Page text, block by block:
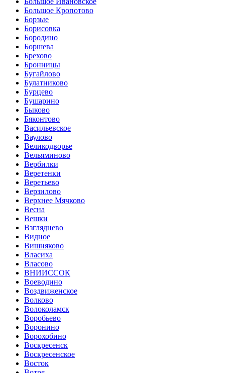
Большое Кропотово
Борзые
Борисовка
Бородино
Боршева
Брехово
Бронницы
Бугайлово
Булатниково
Бурцево
Бушарино
Быково
Бяконтово
Васильевское
Ваулово
Великодворье
Вельяминово
Вербилки
Веретенки
Веретьево
Верзилово
Верхнее Мячково
Весна
Вешки
Взгляднево
Видное
Вишняково
Власиха
Власово
ВНИИССОК
Воеводино
Воздвиженское
Волково
Волоколамск
Воробьево
Воронино
Ворохобино
Воскресенск
Воскресенское
Восток